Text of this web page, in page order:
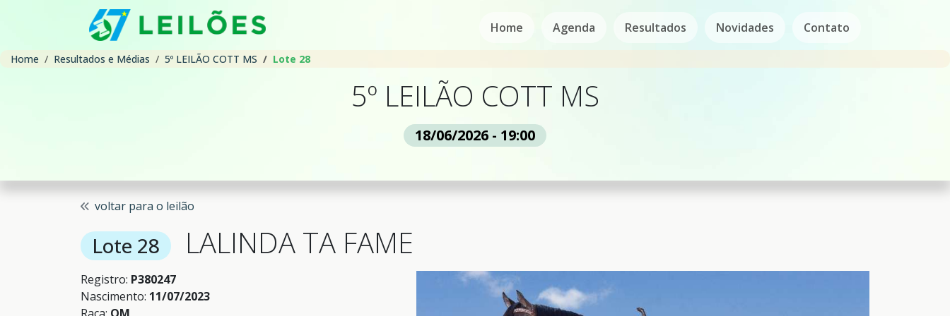
Home Agenda Resultados Novidades Contato
Home Resultados e Médias 5º LEILÃO COTT MS Lote 28
5º LEILÃO COTT MS
18/06/2026 - 19:00
voltar para o leilão
Lote 28 LALINDA TA FAME
Registro: P380247
Nascimento: 11/07/2023